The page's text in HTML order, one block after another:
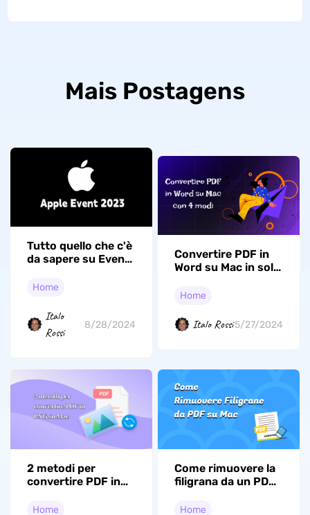
Mais Postagens
Tutto quello che c'è
da sapere su Eventi
Home
Italo
Rossi
8/28/2024
Convertire PDF in
Word su Mac in soli
Home
Italo Rossi5/27/2024
2 metodi per
convertire PDF in
Home
Come rimuovere la
filigrana da un PDF
danneggiarlo
Home